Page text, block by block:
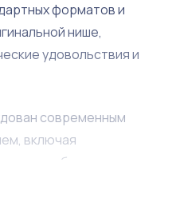
форматов и
нише,
удовольствия и
современным
включая
все необходимое для
форматов.